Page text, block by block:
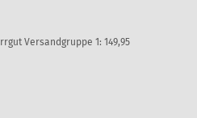
Versandgruppe 1: 149,95